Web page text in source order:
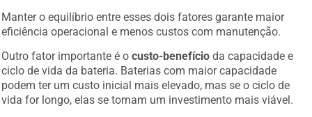
Manter o equilíbrio entre esses dois fatores garante maior
eficiência operacional e menos custos com manutenção.
Outro fator importante é ocusto-benefício da capacidade e
ciclo de vida da bateria. Baterias com maior capacidade
podem ter um custo inicial mais elevado, mas se o ciclo de
vida for longo, elas se tornam um investimento mais viável.